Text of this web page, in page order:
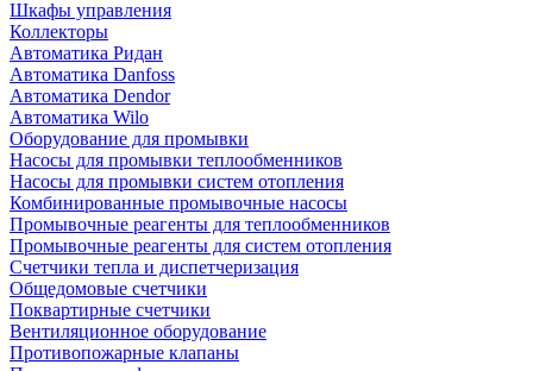
Шкафы управления
Коллекторы
Автоматика Ридан
Автоматика Danfoss
Автоматика Dendor
Автоматика Wilo
Оборудование для промывки
Насосы для промывки теплообменников
Насосы для промывки систем отопления
Комбинированные промывочные насосы
Промывочные реагенты для теплообменников
Промывочные реагенты для систем отопления
Счетчики тепла и диспетчеризация
Общедомовые счетчики
Поквартирные счетчики
Вентиляционное оборудование
Противопожарные клапаны